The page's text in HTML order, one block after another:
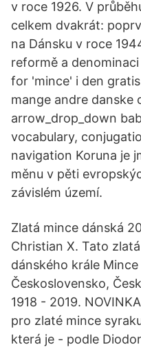
v roce 1926. V
celkem dvakrát:
na Dánsku v roce
reformě a
for 'mince' i den
mange andre
arrow_drop_down
vocabulary,
navigation Koruna je
měnu v pěti
závislém území.
Zlatá mince dánská
Christian X. Tato
dánského krále Mince
Československo,
1918 - 2019.
pro zlaté mince
která je - podle